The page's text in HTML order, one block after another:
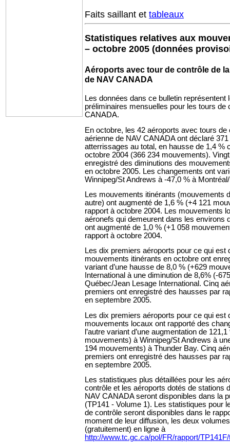
Faits saillant et tableaux
Statistiques relatives aux
– octobre 2005 (données
Aéroports avec tour de contrôle de
de NAV CANADA
Les données dans ce bulletin représentent
préliminaires mensuelles pour les tours de
CANADA.
En octobre, les 42 aéroports avec tours de
aérienne de NAV CANADA ont déclaré
atterrissages au total, en hausse de 1,4 %
octobre 2004 (366 234 mouvements).
enregistré des diminutions des
en octobre 2005. Les changements ont
Winnipeg/St Andrews à -47,0 % à
Les mouvements itinérants (mouvements
autre) ont augmenté de 1,6 % (+4 121
rapport à octobre 2004. Les mouvements
aéronefs qui demeurent dans les environs
ont augmenté de 1,0 % (+1 058
rapport à octobre 2004.
Les dix premiers aéroports pour ce qui est
mouvements itinérants en octobre ont
variant d’une hausse de 8,0 % (+629
International à une diminution de 8,6% (-
Québec/Jean Lesage International. Cinq
premiers ont enregistré des hausses par
en septembre 2005.
Les dix premiers aéroports pour ce qui est
mouvements locaux ont rapporté des
l’autre variant d’une augmentation de
mouvements) à Winnipeg/St Andrews à
194 mouvements) à Thunder Bay. Cinq
premiers ont enregistré des hausses par
en septembre 2005.
Les statistiques plus détaillées pour les
contrôle et les aéroports dotés de stations
NAV CANADA seront disponibles dans la
(TP141 - Volume 1). Les statistiques pour
de contrôle seront disponibles dans le
moment de leur diffusion, les deux
(gratuitement) en ligne à
http://www.tc.gc.ca/pol/FR/rapport/